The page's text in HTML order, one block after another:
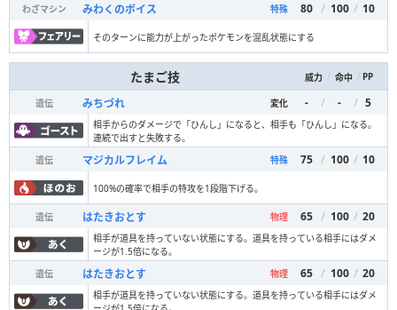
わざマシン
みわくのボイス 特殊 80 / 100 / 10
そのターンに能力が上がったポケモンを混乱状態にする
たまご技 威力 / 命中 / PP
遺伝 みちづれ 変化 - / - / 5
相手からのダメージで「ひんし」になると、相手も「ひんし」になる。
連続で出すと失敗する。
遺伝
マジカルフレイム 特殊 75 / 100 / 10
100%の確率で相手の特攻を1段階下げる。
遺伝 はたきおとす 物理 65 / 100 / 20
相手が道具を持っていない状態にする。道具を持っている相手にはダメ
ージが1.5倍になる。
遺伝
はたきおとす 物理 65 / 100 / 20
相手が道具を持っていない状態にする。道具を持っている相手にはダメ